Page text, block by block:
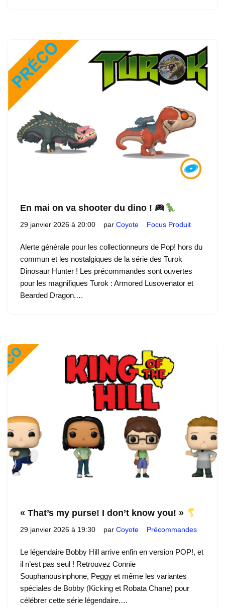
En mai on va shooter du dino !
29 janvier 2026 à 20:00 par Coyote Focus Produit
Alerte générale pour les collectionneurs de Pop! hors du
commun et les nostalgiques de la série des Turok
Dinosaur Hunter ! Les précommandes sont ouvertes
pour les magnifiques Turok : Armored Lusovenator et
Bearded Dragon.…
« That’s my purse! I don’t know you! »
29 janvier 2026 à 19:30 par Coyote Précommandes
Le légendaire Bobby Hill arrive enfin en version POP!, et
il n’est pas seul ! Retrouvez Connie
Souphanousinphone, Peggy et même les variantes
spéciales de Bobby (Kicking et Robata Chane) pour
célébrer cette série légendaire.…